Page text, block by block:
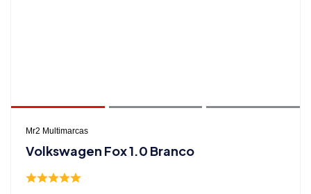
Mr2 Multimarcas
Volkswagen Fox 1.0 Branco